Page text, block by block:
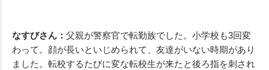
なすびさん： 父親が警察官で転勤族でした。小学校も3回変
わって。顔が長いといじめられて、友達がいない時期があり
ました。転校するたびに変な転校生が来たと後ろ指を刺され